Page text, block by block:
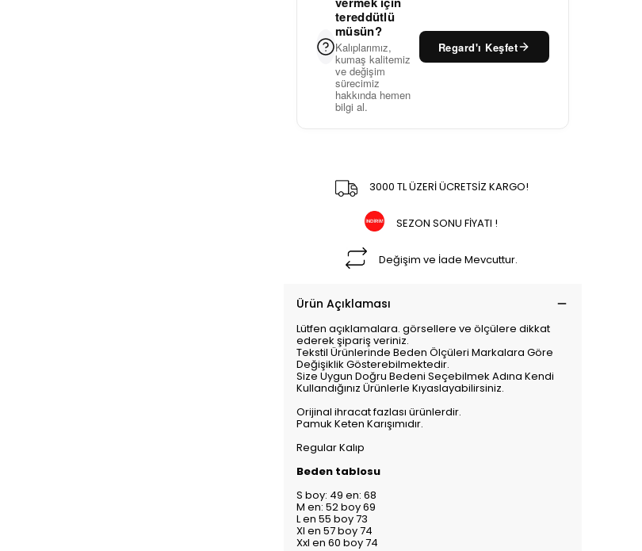
tereddütlü
müsün?
Kalıplarımız,
kumaş kalitemiz
ve değişim
sürecimiz
hakkında hemen
bilgi al.
Regard'ı Keşfet
3000 TL ÜZERİ ÜCRETSİZ KARGO!
SEZON SONU FİYATI !
Değişim ve İade Mevcuttur.
Ürün Açıklaması
Lütfen açıklamalara. görsellere ve ölçülere dikkat
ederek şipariş veriniz.
Tekstil Ürünlerinde Beden Ölçüleri Markalara Göre
Değişiklik Gösterebilmektedir.
Size Uygun Doğru Bedeni Seçebilmek Adına Kendi
Kullandığınız Ürünlerle Kıyaslayabilirsiniz.
Orijinal ihracat fazlası ürünlerdir.
Pamuk Keten Karışımıdır.
Regular Kalıp
Beden tablosu
S boy: 49 en: 68
M en: 52 boy 69
L en 55 boy 73
Xl en 57 boy 74
Xxl en 60 boy 74